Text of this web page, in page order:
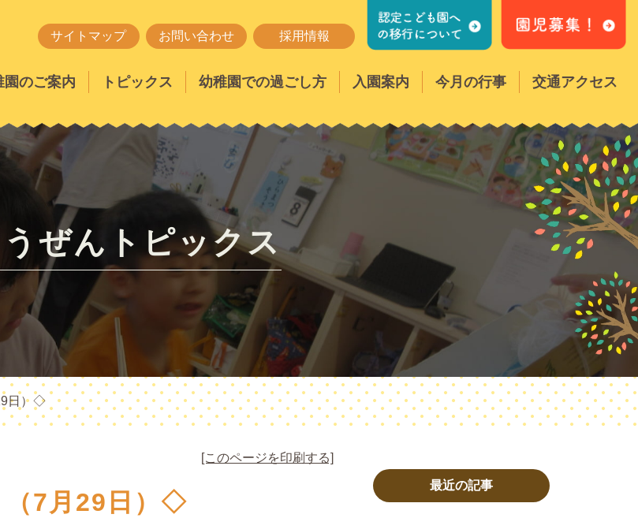
サイトマップ お問い合わせ 採用情報
園のご案内 トピックス 幼稚園での過ごし方 入園案内 今月の行事 交通アクセス
うぜんトピックス
日）◇
[このページを印刷する]
7月29日）◇
最近の記事